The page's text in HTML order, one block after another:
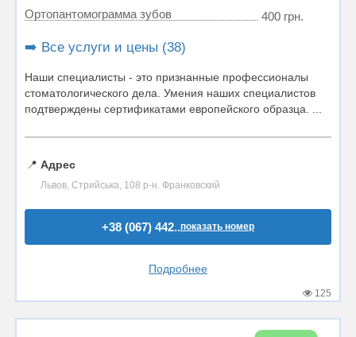
Ортопантомограмма зубов
400 грн.
➡️ Все услуги и цены (38)
Наши специалисты - это признанные профессионалы
стоматологического дела. Умения наших специалистов
подтверждены сертификатами европейского образца. ...
📍 Адрес
Львов, Стрийська, 108 р-н. Франковский
+38 (067) 442..показать номер
Подробнее
125